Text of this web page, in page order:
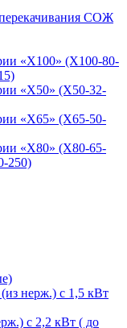
СОЖ
«Х100» (Х100-80-
«Х50» (Х50-32-
«Х65» (Х65-50-
«Х80» (Х80-65-
250)
нерж.) с 1,5 кВт
с 2,2 кВт ( до